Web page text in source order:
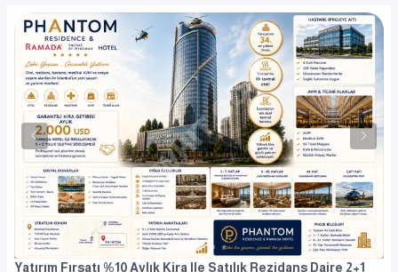
Yatırım Fırsatı %10 Aylık Kira Ile Satılık Rezidans Daire 2+1